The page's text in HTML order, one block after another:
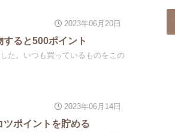
2023年06月20日
ると500ポイント
た。いつも買っているものをこの
2023年06月14日
ポイントを貯める